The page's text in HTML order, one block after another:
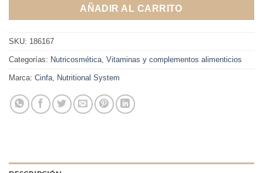
AÑADIR AL CARRITO
SKU: 186167
Categorías: Nutricosmética Vitaminas y complementos alimenticios
Marca: Cinfa Nutritional System